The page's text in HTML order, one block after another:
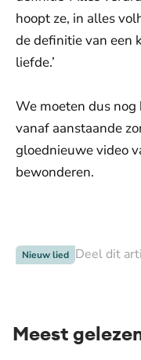
hoopt ze, in alles
de definitie van een
liefde.’
We moeten dus
vanaf aanstaande
gloednieuwe video
bewonderen.
Nieuw lied Deel dit
Meest